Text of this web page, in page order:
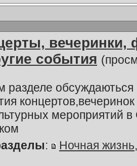
вечеринки,
события
разделе
мероприятий
: Ночная жизнь